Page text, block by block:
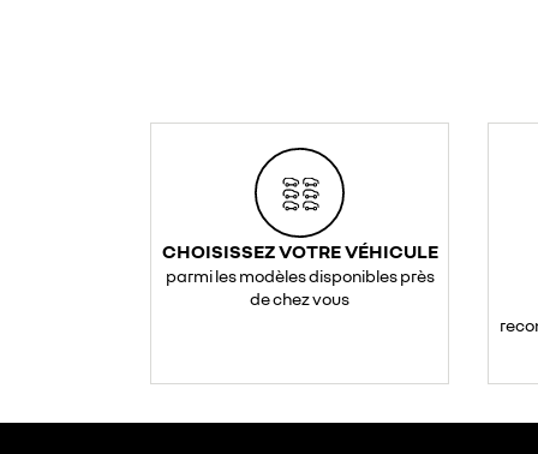
CHOISISSEZ VOTRE VÉHICULE
parmi les modèles disponibles près
de chez vous